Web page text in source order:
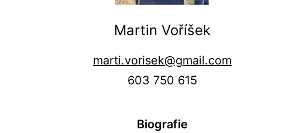
Martin Voříšek
marti.vorisek@gmail.com
603 750 615
Biografie